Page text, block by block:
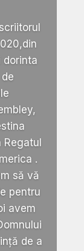
dorinta
.
să vă
pentru
avem
de a